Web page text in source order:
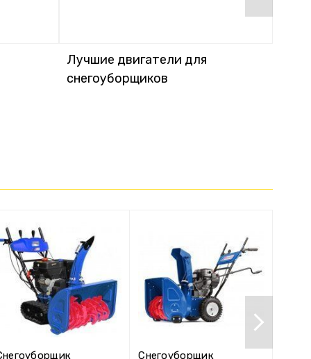
Лучшие двигатели для
снегоуборщиков
Снегоуборщик